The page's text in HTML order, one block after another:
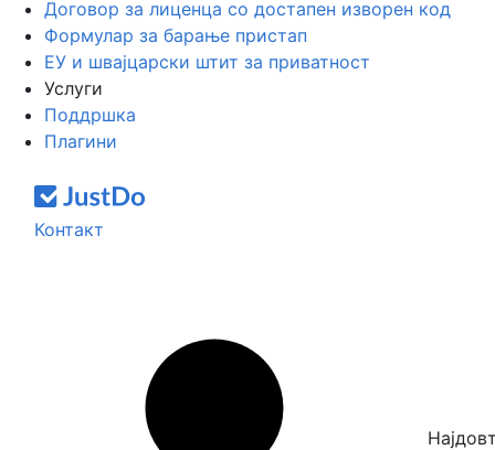
Договор за лиценца со достапен изворен код
Формулар за барање пристап
ЕУ и швајцарски штит за приватност
Услуги
Поддршка
Плагини
Контакт